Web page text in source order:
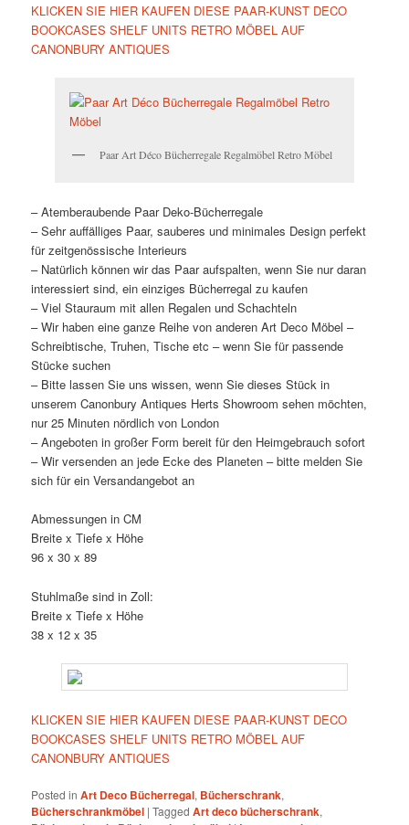
KLICKEN SIE HIER KAUFEN DIESE PAAR-KUNST DECO
BOOKCASES SHELF UNITS RETRO MÖBEL AUF
CANONBURY ANTIQUES
Paar Art Déco Bücherregale Regalmöbel Retro Möbel
– Atemberaubende Paar Deko-Bücherregale
– Sehr auffälliges Paar, sauberes und minimales Design perfekt
für zeitgenössische Interieurs
– Natürlich können wir das Paar aufspalten, wenn Sie nur daran
interessiert sind, ein einziges Bücherregal zu kaufen
– Viel Stauraum mit allen Regalen und Schachteln
– Wir haben eine ganze Reihe von anderen Art Deco Möbel –
Schreibtische, Truhen, Tische etc – wenn Sie für passende
Stücke suchen
– Bitte lassen Sie uns wissen, wenn Sie dieses Stück in
unserem Canonbury Antiques Herts Showroom sehen möchten,
nur 25 Minuten nördlich von London
– Angeboten in großer Form bereit für den Heimgebrauch sofort
– Wir versenden an jede Ecke des Planeten – bitte melden Sie
sich für ein Versandangebot an
Abmessungen in CM
Breite x Tiefe x Höhe
96 x 30 x 89
Stuhlmaße sind in Zoll:
Breite x Tiefe x Höhe
38 x 12 x 35
KLICKEN SIE HIER KAUFEN DIESE PAAR-KUNST DECO
BOOKCASES SHELF UNITS RETRO MÖBEL AUF
CANONBURY ANTIQUES
Posted in Art Deco Bücherregal, Bücherschrank,
Bücherschrankmöbel |Tagged Art deco bücherschrank,